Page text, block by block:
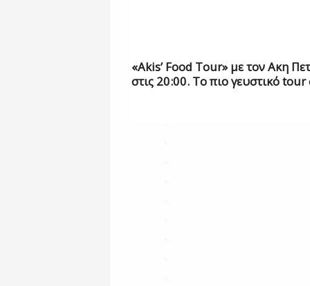
«Akis’Food Tour» με τον Ακη
στις 20:00. Το πιο γευστικόtour